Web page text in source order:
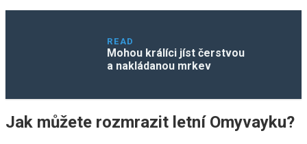
READ
Mohou králíci jíst čerstvou
a nakládanou mrkev
Jak můžete rozmrazit letní Omyvayku?